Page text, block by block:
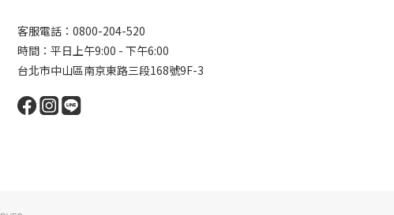
客服電話：0800-204-520
時間：平日上午9:00 - 下午6:00
台北市中山區南京東路三段168號9F-3